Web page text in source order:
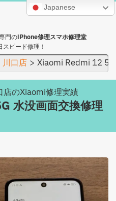
Japanese
門のiPhone修理スマホ修理堂
ピード修理！
川口店 Xiaomi Redmi 12
店のXiaomi修理実績
水没画面交換修理